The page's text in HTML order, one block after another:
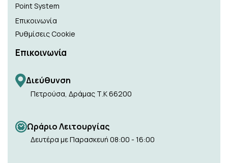
Point System
Επικοινωνία
Ρυθμίσεις Cookie
Επικοινωνία
Διεύθυνση
Πετρούσα, Δράμας Τ.Κ 66200
Ωράριο Λειτουργίας
Δευτέρα με Παρασκευή 08:00 - 16:00